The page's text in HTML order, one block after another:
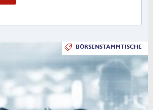
BÖRSENSTAMMTISCHE